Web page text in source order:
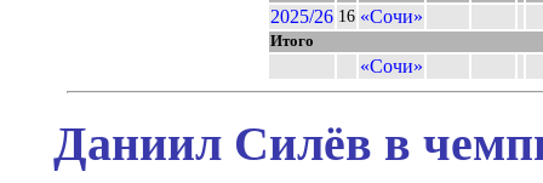
2025/26 16 «Сочи»
Итого
«Сочи»
Даниил Силёв в